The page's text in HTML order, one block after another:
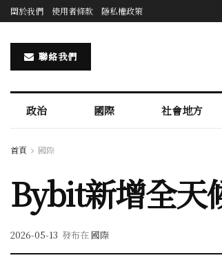
關於我們 使用者條款 隱私權政策
聯絡我們
政治 國際 社會地方
首頁 國際
Bybit新增全天
2026-05-13 發布在 國際